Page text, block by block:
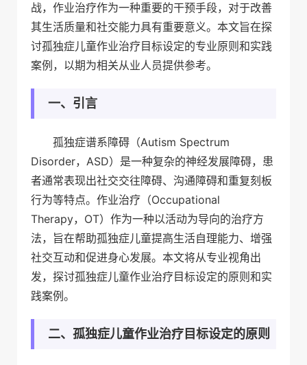
战，作业治疗作为一种重要的干预手段，对于改善
其生活质量和社交能力具有重要意义。本文旨在探
讨孤独症儿童作业治疗目标设定的专业原则和实践
案例，以期为相关从业人员提供参考。
一、引言
孤独症谱系障碍（Autism Spectrum
Disorder，ASD）是一种复杂的神经发展障碍，患
者通常表现出社交交往障碍、沟通障碍和重复刻板
行为等特点。作业治疗（Occupational
Therapy，OT）作为一种以活动为导向的治疗方
法，旨在帮助孤独症儿童提高生活自理能力、增强
社交互动和促进身心发展。本文将从专业视角出
发，探讨孤独症儿童作业治疗目标设定的原则和实
践案例。
二、孤独症儿童作业治疗目标设定的原则